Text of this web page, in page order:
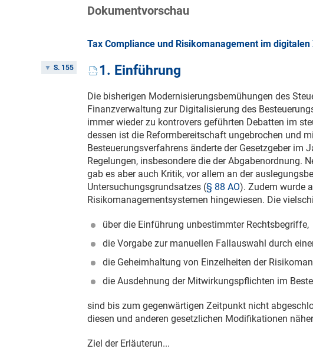
Dokumentvorschau
Tax Compliance und Risikomanagement im
S. 155 1. Einführung
Die bisherigen Modernisierungsbemühungen des
Finanzverwaltung zur Digitalisierung des
immer wieder zu kontrovers geführten Debatten im
dessen ist die Reformbereitschaft ungebrochen und
Besteuerungsverfahrens änderte der Gesetzgeber im
Regelungen, insbesondere die der Abgabenordnung.
gab es aber auch Kritik, vor allem an der
Untersuchungsgrundsatzes (§ 88 AO). Zudem wurde
Risikomanagementsystemen hingewiesen. Die
über die Einführung unbestimmter Rechtsbegriffe,
die Vorgabe zur manuellen Fallauswahl durch
die Geheimhaltung von Einzelheiten der
die Ausdehnung der Mitwirkungspflichten im
sind bis zum gegenwärtigen Zeitpunkt nicht
diesen und anderen gesetzlichen Modifikationen
Ziel der Erläuterun...